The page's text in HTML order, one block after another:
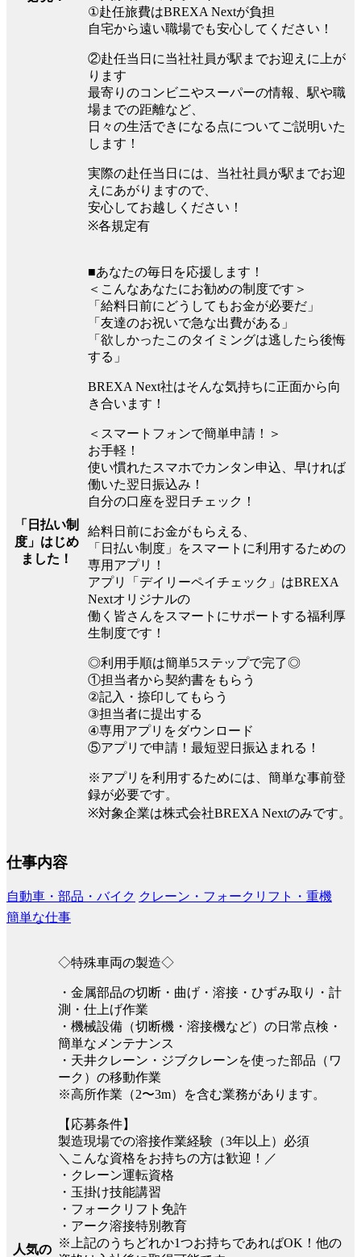
①赴任旅費はBREXA Nextが負担
自宅から遠い職場でも安心してください！
②赴任当日に当社社員が駅までお迎えに上が
ります
最寄りのコンビニやスーパーの情報、駅や職
場までの距離など、
日々の生活できになる点についてご説明いた
します！
実際の赴任当日には、当社社員が駅までお迎
えにあがりますので、
安心してお越しください！
※各規定有
「日払い制
度」はじめ
ました！
■あなたの毎日を応援します！
＜こんなあなたにお勧めの制度です＞
「給料日前にどうしてもお金が必要だ」
「友達のお祝いで急な出費がある」
「欲しかったこのタイミングは逃したら後悔
する」
BREXA Next社はそんな気持ちに正面から向
き合います！
＜スマートフォンで簡単申請！＞
お手軽！
使い慣れたスマホでカンタン申込、早ければ
働いた翌日振込み！
自分の口座を翌日チェック！
給料日前にお金がもらえる、
「日払い制度」をスマートに利用するための
専用アプリ！
アプリ「デイリーペイチェック」はBREXA
Nextオリジナルの
働く皆さんをスマートにサポートする福利厚
生制度です！
◎利用手順は簡単5ステップで完了◎
①担当者から契約書をもらう
②記入・捺印してもらう
③担当者に提出する
④専用アプリをダウンロード
⑤アプリで申請！最短翌日振込まれる！
※アプリを利用するためには、簡単な事前登
録が必要です。
※対象企業は株式会社BREXA Nextのみです。
仕事内容
自動車・部品・バイク クレーン・フォークリフト・重機
簡単な仕事
人気の
◇特殊車両の製造◇
・金属部品の切断・曲げ・溶接・ひずみ取り・計
測・仕上げ作業
・機械設備（切断機・溶接機など）の日常点検・
簡単なメンテナンス
・天井クレーン・ジブクレーンを使った部品（ワ
ーク）の移動作業
※高所作業（2〜3m）を含む業務があります。
【応募条件】
製造現場での溶接作業経験（3年以上）必須
＼こんな資格をお持ちの方は歓迎！／
・クレーン運転資格
・玉掛け技能講習
・フォークリフト免許
・アーク溶接特別教育
※上記のうちどれか1つお持ちであればOK！他の